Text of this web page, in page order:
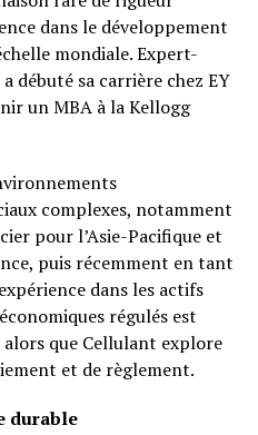
dans le développement
mondiale. Expert-
débuté sa carrière chez EY
un MBA à la Kellogg
complexes, notamment
pour l’Asie-Pacifique et
puis récemment en tant
dans les actifs
régulés est
que Cellulant explore
et de règlement.
durable